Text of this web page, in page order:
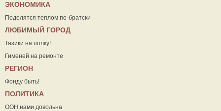
ЭКОНОМИКА
Поделятся теплом по-братски
ЛЮБИМЫЙ ГОРОД
Тазики на полку!
Гименей на ремонте
РЕГИОН
Фонду быть!
ПОЛИТИКА
ООН нами довольна